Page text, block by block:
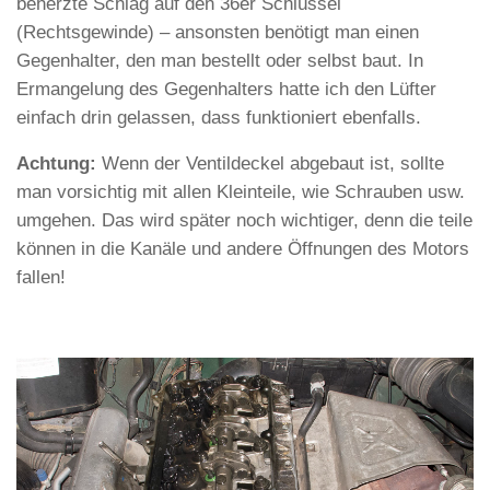
(Rechtsgewinde) – ansonsten benötigt man einen
Gegenhalter, den man bestellt oder selbst baut. In
Ermangelung des Gegenhalters hatte ich den Lüfter
einfach drin gelassen, dass funktioniert ebenfalls.
Achtung: Wenn der Ventildeckel abgebaut ist, sollte
man vorsichtig mit allen Kleinteile, wie Schrauben usw.
umgehen. Das wird später noch wichtiger, denn die teile
können in die Kanäle und andere Öffnungen des Motors
fallen!